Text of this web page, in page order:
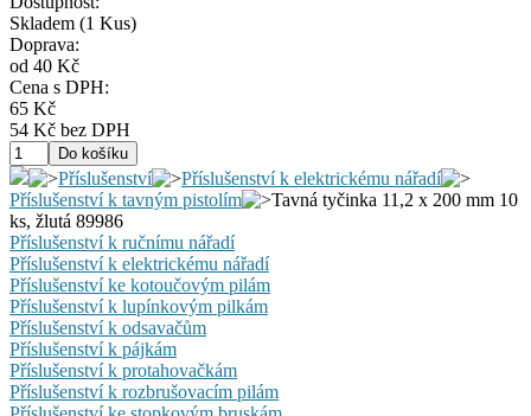
Skladem (1 Kus)
Doprava:
od 40 Kč
Cena s DPH:
65 Kč
54 Kč bez DPH
Příslušenství
Příslušenství k elektrickému nářadí
Příslušenství k tavným pistolím
Tavná tyčinka 11,2 x 200 mm 10
ks, žlutá 89986
Příslušenství k ručnímu nářadí
Příslušenství k elektrickému nářadí
Příslušenství ke kotoučovým pilám
Příslušenství k lupínkovým pilkám
Příslušenství k odsavačům
Příslušenství k pájkám
Příslušenství k protahovačkám
Příslušenství k rozbrušovacím pilám